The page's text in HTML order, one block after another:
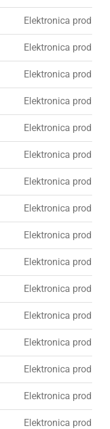
Elektronica
Elektronica
Elektronica
Elektronica
Elektronica
Elektronica
Elektronica
Elektronica
Elektronica
Elektronica
Elektronica
Elektronica
Elektronica
Elektronica
Elektronica
Elektronica